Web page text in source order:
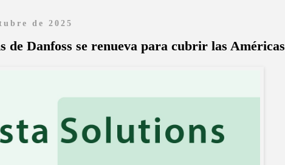
de 2025
de Danfoss se renueva para cubrir las Américas